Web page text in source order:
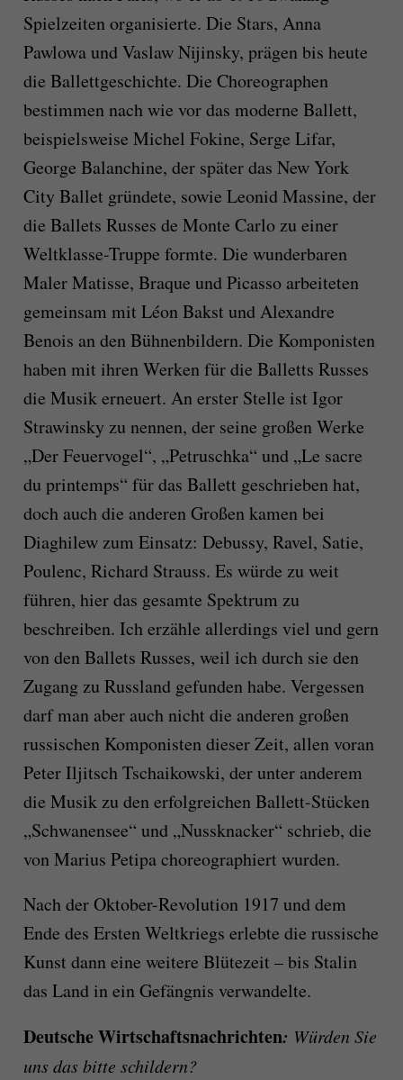
Spielzeiten organisierte. Die Stars, Anna
Pawlowa und Vaslaw Nijinsky, prägen bis heute
die Ballettgeschichte. Die Choreographen
bestimmen nach wie vor das moderne Ballett,
beispielsweise Michel Fokine, Serge Lifar,
George Balanchine, der später das New York
City Ballet gründete, sowie Leonid Massine, der
die Ballets Russes de Monte Carlo zu einer
Weltklasse-Truppe formte. Die wunderbaren
Maler Matisse, Braque und Picasso arbeiteten
gemeinsam mit Léon Bakst und Alexandre
Benois an den Bühnenbildern. Die Komponisten
haben mit ihren Werken für die Balletts Russes
die Musik erneuert. An erster Stelle ist Igor
Strawinsky zu nennen, der seine großen Werke
„Der Feuervogel“, „Petruschka“ und „Le sacre
du printemps“ für das Ballett geschrieben hat,
doch auch die anderen Großen kamen bei
Diaghilew zum Einsatz: Debussy, Ravel, Satie,
Poulenc, Richard Strauss. Es würde zu weit
führen, hier das gesamte Spektrum zu
beschreiben. Ich erzähle allerdings viel und gern
von den Ballets Russes, weil ich durch sie den
Zugang zu Russland gefunden habe. Vergessen
darf man aber auch nicht die anderen großen
russischen Komponisten dieser Zeit, allen voran
Peter Iljitsch Tschaikowski, der unter anderem
die Musik zu den erfolgreichen Ballett-Stücken
„Schwanensee“ und „Nussknacker“ schrieb, die
von Marius Petipa choreographiert wurden.
Nach der Oktober-Revolution 1917 und dem
Ende des Ersten Weltkriegs erlebte die russische
Kunst dann eine weitere Blütezeit – bis Stalin
das Land in ein Gefängnis verwandelte.
Deutsche Wirtschaftsnachrichten: Würden Sie
uns das bitte schildern?